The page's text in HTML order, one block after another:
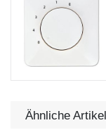
Ähnliche Artikel